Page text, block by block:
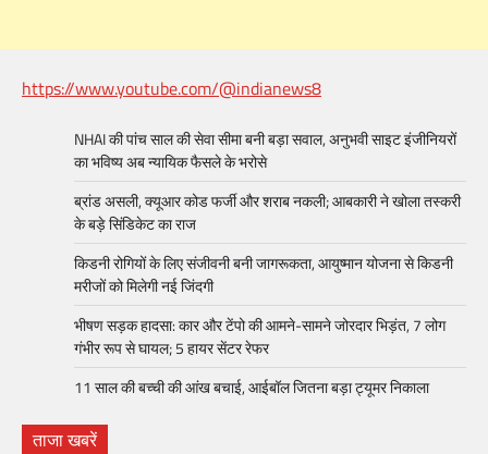
https://www.youtube.com/@indianews8
NHAI की पांच साल की सेवा सीमा बनी बड़ा सवाल, अनुभवी साइट इंजीनियरों
का भविष्य अब न्यायिक फैसले के भरोसे
ब्रांड असली, क्यूआर कोड फर्जी और शराब नकली; आबकारी ने खोला तस्करी
के बड़े सिंडिकेट का राज
किडनी रोगियों के लिए संजीवनी बनी जागरूकता, आयुष्मान योजना से किडनी
मरीजों को मिलेगी नई जिंदगी
भीषण सड़क हादसा: कार और टेंपो की आमने-सामने जोरदार भिड़ंत, 7 लोग
गंभीर रूप से घायल; 5 हायर सेंटर रेफर​
11 साल की बच्ची की आंख बचाई, आईबॉल जितना बड़ा ट्यूमर निकाला
ताजा खबरें